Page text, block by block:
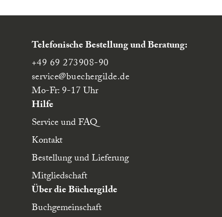
Telefonische Bestellung und Beratung:
+49 69 273908-90
service@buechergilde.de
Mo-Fr: 9-17 Uhr
Hilfe
Service und FAQ
Kontakt
Bestellung und Lieferung
Mitgliedschaft
Über die Büchergilde
Buchgemeinschaft